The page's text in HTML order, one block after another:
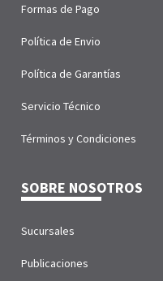
Formas de Pago
Política de Envio
Política de Garantías
Servicio Técnico
Términos y Condiciones
SOBRE NOSOTROS
Sucursales
Publicaciones